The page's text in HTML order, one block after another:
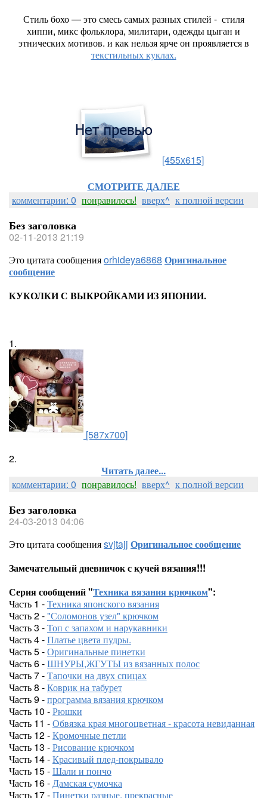
Стиль бохо — это смесь самых разных стилей - стиля
хиппи, микс фольклора, милитари, одежды цыган и
этнических мотивов. и как нельзя ярче он проявляется в
текстильных куклах.
[455x615]
СМОТРИТЕ ДАЛЕЕ
комментарии: 0 понравилось! вверх^ к полной версии
Без заголовка
02-11-2013 21:19
Это цитата сообщенияorhideya6868 Оригинальное
сообщение
КУКОЛКИ С ВЫКРОЙКАМИ ИЗ ЯПОНИИ.
1.
[587x700]
2.
Читать далее...
комментарии: 0 понравилось! вверх^ к полной версии
Без заголовка
24-03-2013 04:06
Это цитата сообщенияsvjtajj Оригинальное сообщение
Замечательный дневничок с кучей вязания!!!
Серия сообщений "Техника вязания крючком":
Часть 1 -Техника японского вязания
Часть 2 -"Соломонов узел" крючком
Часть 3 -Топ с запахом и нарукавники
Часть 4 -Платье цвета пудры.
Часть 5 -Оригинальные пинетки
Часть 6 -ШНУРЫ,ЖГУТЫ из вязанных полос
Часть 7 -Тапочки на двух спицах
Часть 8 -Коврик на табурет
Часть 9 -программа вязания крючком
Часть 10 -Рюшки
Часть 11 -Обвязка края многоцветная - красота невиданная
Часть 12 -Кромочные петли
Часть 13 -Рисование крючком
Часть 14 -Красивый плед-покрывало
Часть 15 -Шали и пончо
Часть 16 -Дамская сумочка
Часть 17 -Пинетки разные, прекрасные